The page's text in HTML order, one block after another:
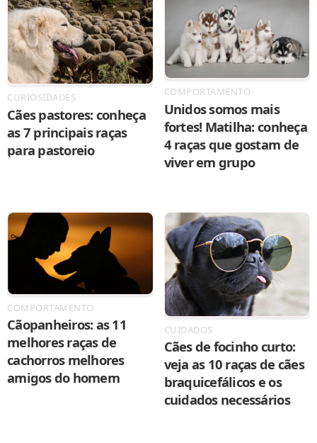
CURIOSIDADES
Cães pastores: conheça
as 7 principais raças
para pastoreio
COMPORTAMENTO
Unidos somos mais
fortes! Matilha: conheça
4 raças que gostam de
viver em grupo
COMPORTAMENTO
Cãopanheiros: as 11
melhores raças de
cachorros melhores
amigos do homem
CUIDADOS
Cães de focinho curto:
veja as 10 raças de cães
braquicefálicos e os
cuidados necessários